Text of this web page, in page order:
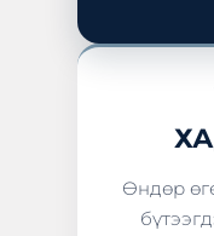
Өндөр